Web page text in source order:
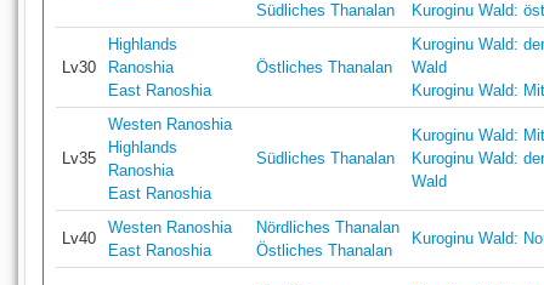
Südliches Thanalan
Kuroginu Wald:
Lv30
Highlands
Ranoshia
East Ranoshia
Östliches Thanalan
Kuroginu Wald:
Wald
Kuroginu Wald:
Lv35
Westen Ranoshia
Highlands
Ranoshia
East Ranoshia
Südliches Thanalan
Kuroginu Wald:
Kuroginu Wald:
Wald
Lv40
Westen Ranoshia
East Ranoshia
Nördliches Thanalan
Östliches Thanalan
Kuroginu Wald: